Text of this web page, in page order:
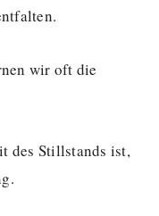
wir oft die
des Stillstands ist,